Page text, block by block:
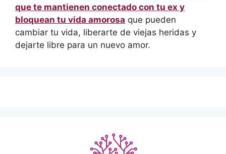
que te mantienen conectado con tu ex y
bloquean tu vida amorosa que pueden
cambiar tu vida, liberarte de viejas heridas y
dejarte libre para un nuevo amor.